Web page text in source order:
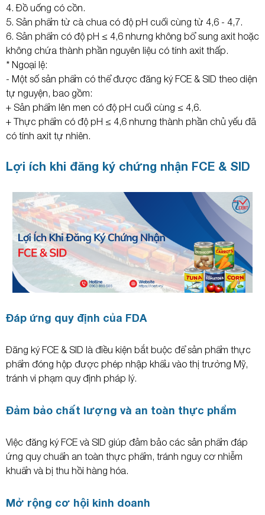
4. Đồ uống có cồn.
5. Sản phẩm từ cà chua có độ pH cuối cùng từ 4,6 - 4,7.
6. Sản phẩm có độ pH ≤ 4,6 nhưng không bổ sung axit hoặc
không chứa thành phần nguyên liệu có tính axit thấp.
* Ngoại lệ:
- Một số sản phẩm có thể được đăng ký FCE & SID theo diện
tự nguyện, bao gồm:
+ Sản phẩm lên men có độ pH cuối cùng ≤ 4,6.
+ Thực phẩm có độ pH ≤ 4,6 nhưng thành phần chủ yếu đã
có tính axit tự nhiên.
Lợi ích khi đăng ký chứng nhận FCE & SID
Đáp ứng quy định của FDA
Đăng ký FCE & SID là điều kiện bắt buộc để sản phẩm thực
phẩm đóng hộp được phép nhập khẩu vào thị trường Mỹ,
tránh vi phạm quy định pháp lý.
Đảm bảo chất lượng và an toàn thực phẩm
Việc đăng ký FCE và SID giúp đảm bảo các sản phẩm đáp
ứng quy chuẩn an toàn thực phẩm, tránh nguy cơ nhiễm
khuẩn và bị thu hồi hàng hóa.
Mở rộng cơ hội kinh doanh